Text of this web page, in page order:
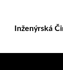
Inženýrská